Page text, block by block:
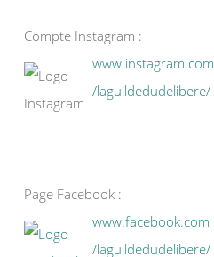
Compte Instagram :
www.instagram.com
/laguildedudelibere/
Page Facebook :
www.facebook.com
/laguildedudelibere/